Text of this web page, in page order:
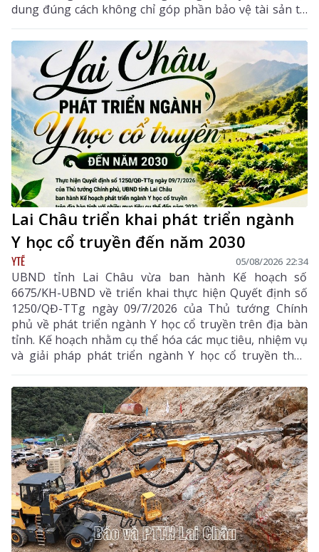
dung đúng cách không chỉ góp phần bảo vệ tài sản trí
tuệ của tác giả, mà còn giúp mỗi cá nhân tránh những
vi phạm pháp luật khi tham gia không gian mạng.
Lai Châu triển khai phát triển ngành
Y học cổ truyền đến năm 2030
YTẾ 05/08/2026 22:34
UBND tỉnh Lai Châu vừa ban hành Kế hoạch số
6675/KH-UBND về triển khai thực hiện Quyết định số
1250/QĐ-TTg ngày 09/7/2026 của Thủ tướng Chính
phủ về phát triển ngành Y học cổ truyền trên địa bàn
tỉnh. Kế hoạch nhằm cụ thể hóa các mục tiêu, nhiệm vụ
và giải pháp phát triển ngành Y học cổ truyền theo
hướng hiện đại, hiệu quả, bền vững; đẩy mạnh kết
hợp y học cổ truyền với y học hiện đại, phát huy tiềm
năng dược liệu của địa phương, góp phần nâng cao
chất lượng chăm sóc, bảo vệ sức khỏe nhân dân và
thúc đẩy phát triển kinh tế - xã hội.